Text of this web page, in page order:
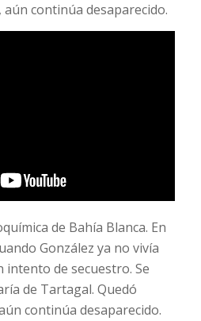
aún continúa desaparecido.
de Bahía Blanca. En
González ya no vivía
intento de secuestro. Se
de Tartagal. Quedó
continúa desaparecido.